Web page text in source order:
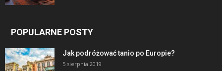
POPULARNE POSTY
Jak podróżować tanio po Europie?
5 sierpnia 2019